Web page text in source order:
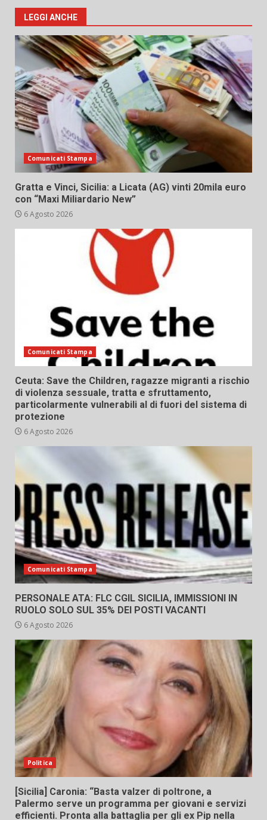
LEGGI ANCHE
Comunicati Stampa
Gratta e Vinci, Sicilia: a Licata (AG) vinti 20mila euro
con “Maxi Miliardario New”
6 Agosto 2026
Comunicati Stampa
Ceuta: Save the Children, ragazze migranti a rischio
di violenza sessuale, tratta e sfruttamento,
particolarmente vulnerabili al di fuori del sistema di
protezione
6 Agosto 2026
Comunicati Stampa
PERSONALE ATA: FLC CGIL SICILIA, IMMISSIONI IN
RUOLO SOLO SUL 35% DEI POSTI VACANTI
6 Agosto 2026
Politica
[Sicilia] Caronia: “Basta valzer di poltrone, a
Palermo serve un programma per giovani e servizi
efficienti. Pronta alla battaglia per gli ex Pip nella